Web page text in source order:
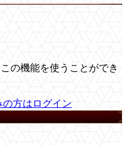
の機能を使うことができ
の方はログイン